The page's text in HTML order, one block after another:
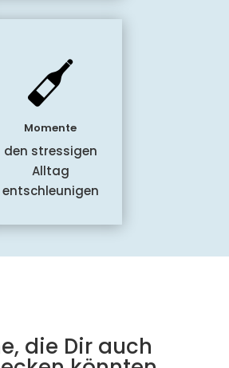
Momente
den stressigen
Alltag
entschleunigen
die Dir auch